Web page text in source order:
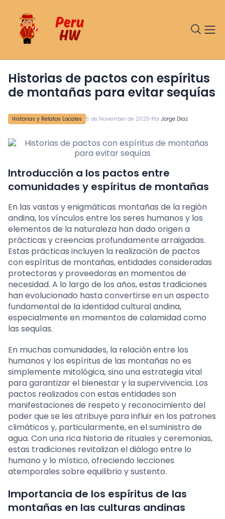
Historias y Relatos Locales 5 de November de 2025•Por Jorge Diaz
Historias de pactos con espíritus
de montañas para evitar sequías
Introducción a los pactos entre
comunidades y espíritus de montañas
En las vastas y enigmáticas montañas de la región
andina, los vínculos entre los seres humanos y los
elementos de la naturaleza han dado origen a
prácticas y creencias profundamente arraigadas.
Estas prácticas incluyen la realización de pactos
con espíritus de montañas, entidades consideradas
protectoras y proveedoras en momentos de
necesidad. A lo largo de los años, estas tradiciones
han evolucionado hasta convertirse en un aspecto
fundamental de la identidad cultural andina,
especialmente en momentos de calamidad como
las sequías.
En muchas comunidades, la relación entre los
humanos y los espíritus de las montañas no es
simplemente mitológica, sino una estrategia vital
para garantizar el bienestar y la supervivencia. Los
pactos realizados con estas entidades son
manifestaciones de respeto y reconocimiento del
poder que se les atribuye para influir en los patrones
climáticos y, particularmente, en el suministro de
agua. Con una rica historia de rituales y ceremonias,
estas tradiciones revitalizan el diálogo entre lo
humano y lo místico, ofreciendo lecciones
atemporales sobre equilibrio y sustento.
Importancia de los espíritus de las
montañas en las culturas andinas